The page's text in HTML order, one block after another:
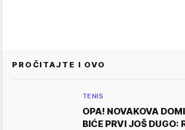
PROČITAJTE I OVO
TENIS
OPA! NOVAKOVA
BIĆE PRVI JOŠ